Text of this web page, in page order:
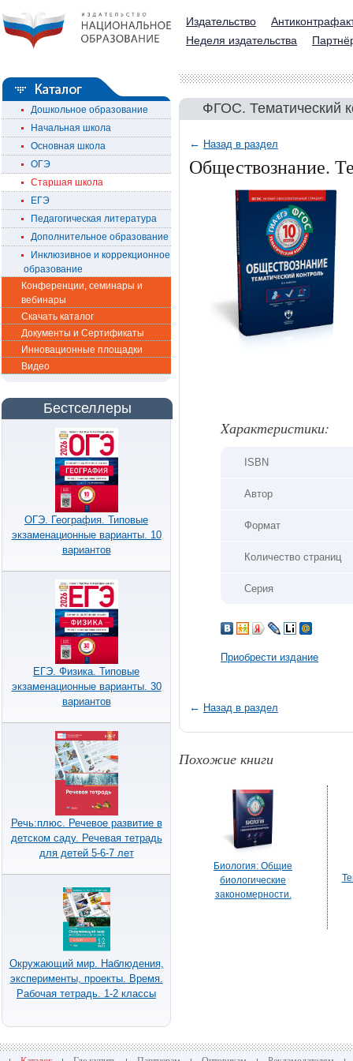
Издательство
Неделя издательства
Дошкольное образование
Начальная школа
Основная школа
ОГЭ
Старшая школа
ЕГЭ
Педагогическая литература
Дополнительное образование
Инклюзивное и коррекционное
образование
Конференции, семинары и
вебинары
Скачать каталог
Документы и Сертификаты
Инновационные площадки
Видео
Бестселлеры
ОГЭ. География. Типовые
экзаменационные варианты. 10
вариантов
ЕГЭ. Физика. Типовые
экзаменационные варианты. 30
вариантов
Речь:плюс. Речевое развитие в
детском саду. Речевая тетрадь
для детей 5-6-7 лет
Окружающий мир. Наблюдения,
эксперименты, проекты. Время.
Рабочая тетрадь. 1-2 классы
ФГОС. Тематический
← Назад в раздел
Обществознание.
Xарактеристики:
ISBN
Автор
Формат
Количество страниц
Серия
Приобрести издание
← Назад в раздел
Похожие книги
Биология: Общие
биологические
закономерности.